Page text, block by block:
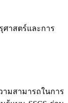
าสตร์และการ
มสามารถในการ